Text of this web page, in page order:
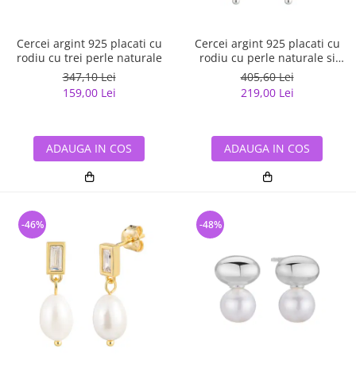
Cercei argint 925 placati cu
rodiu cu trei perle naturale
347,10 Lei
159,00 Lei
ADAUGA IN COS
Cercei argint 925 placati cu
rodiu cu perle naturale si
zirconiu
405,60 Lei
219,00 Lei
ADAUGA IN COS
-46% -48%